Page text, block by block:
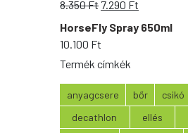
11.750 Ft.
8.350Ft Original
price
was:
7.290 Ft
price
HorseFly Spray 650ml
10.100 Ft
Termék címkék
anyagcsere bőr csikó
decathlon
ellés